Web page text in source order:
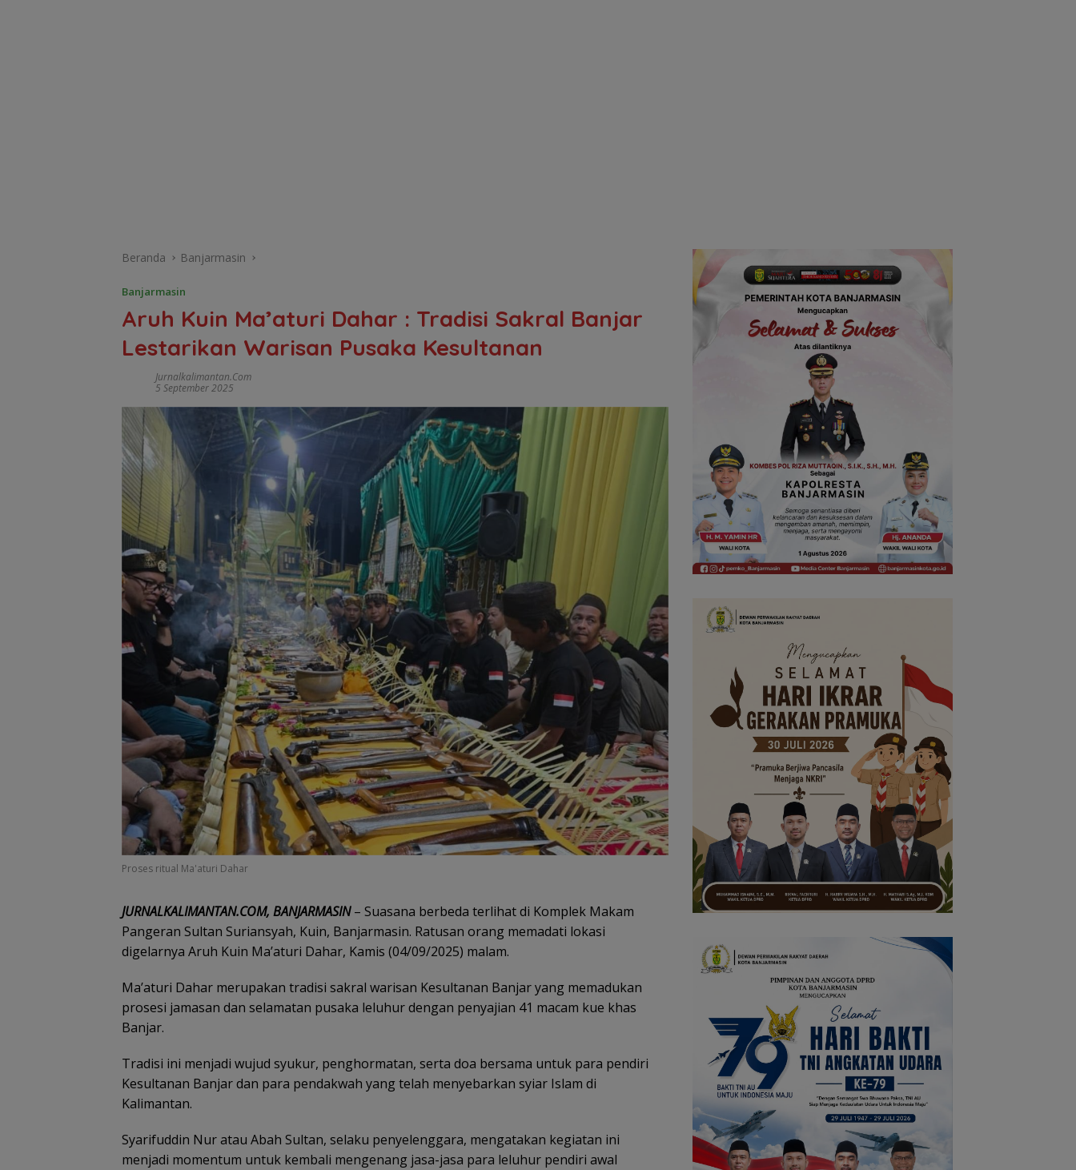
Beranda Banjarmasin
Banjarmasin
Aruh Kuin Ma’aturi Dahar : Tradisi Sakral Banjar
Lestarikan Warisan Pusaka Kesultanan
Jurnalkalimantan.com
5 September 2025
Proses ritual Ma'aturi Dahar
JURNALKALIMANTAN.COM, BANJARMASIN– Suasana berbeda terlihat di Komplek Makam
Pangeran Sultan Suriansyah, Kuin, Banjarmasin. Ratusan orang memadati lokasi
digelarnya Aruh Kuin Ma’aturi Dahar, Kamis (04/09/2025) malam.
Ma’aturi Dahar merupakan tradisi sakral warisan Kesultanan Banjar yang memadukan
prosesi jamasan dan selamatan pusaka leluhur dengan penyajian 41 macam kue khas
Banjar.
Tradisi ini menjadi wujud syukur, penghormatan, serta doa bersama untuk para pendiri
Kesultanan Banjar dan para pendakwah yang telah menyebarkan syiar Islam di
Kalimantan.
Syarifuddin Nur atau Abah Sultan, selaku penyelenggara, mengatakan kegiatan ini
menjadi momentum untuk kembali mengenang jasa-jasa para leluhur pendiri awal